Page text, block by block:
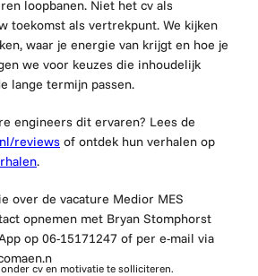
loopbanen. Niet het cv als
toekomst als vertrekpunt. We kijken
waar je energie van krijgt en hoe je
we voor keuzes die inhoudelijk
lange termijn passen.
engineers dit ervaren? Lees de
reviews of ontdek hun verhalen op
.
over de vacature Medior MES
opnemen met Bryan Stomphorst
op 06-15171247 of per e-mail via
cv en motivatie te solliciteren.